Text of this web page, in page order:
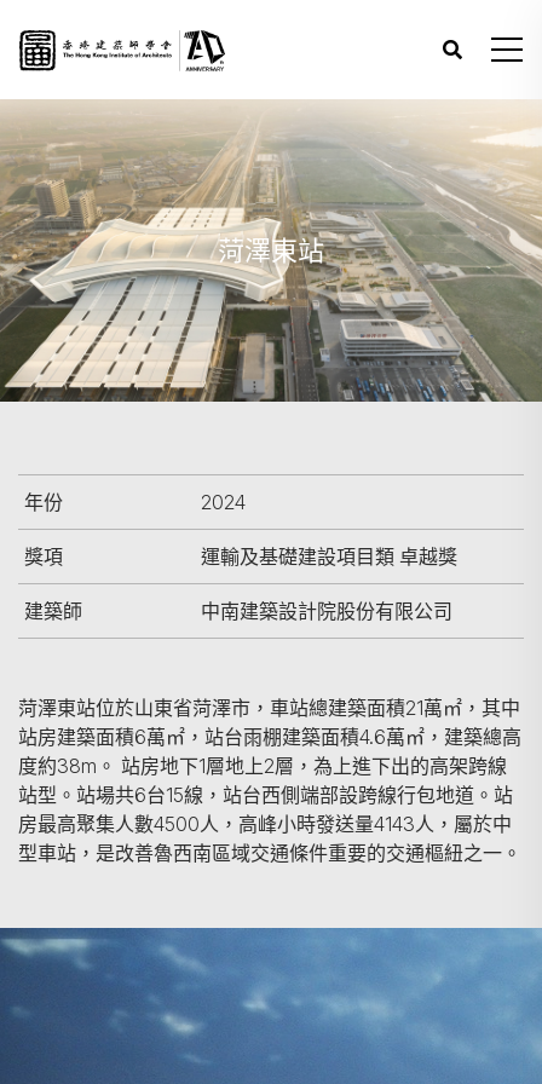
菏澤東站
年份 2024
獎項 運輸及基礎建設項目類 卓越獎
建築師 中南建築設計院股份有限公司
菏澤東站位於山東省菏澤市，車站總建築面積21萬㎡，其中
站房建築面積6萬㎡，站台雨棚建築面積4.6萬㎡，建築總高
度約38m。 站房地下1層地上2層，為上進下出的高架跨線
站型。站場共6台15線，站台西側端部設跨線行包地道。站
房最高聚集人數4500人，高峰小時發送量4143人，屬於中
型車站，是改善魯西南區域交通條件重要的交通樞紐之一。